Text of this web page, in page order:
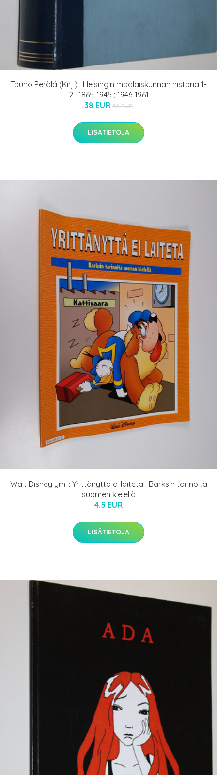
Tauno Perälä (Kirj.) : Helsingin maalaiskunnan historia 1-
2 : 1865-1945 ; 1946-1961
38 EUR 50 EUR
LISÄTIETOJA
Walt Disney ym. : Yrittänyttä ei laiteta : Barksin tarinoita
suomen kielellä
4.5 EUR
LISÄTIETOJA